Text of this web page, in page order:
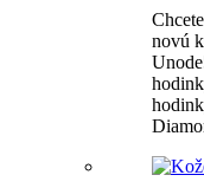
novú